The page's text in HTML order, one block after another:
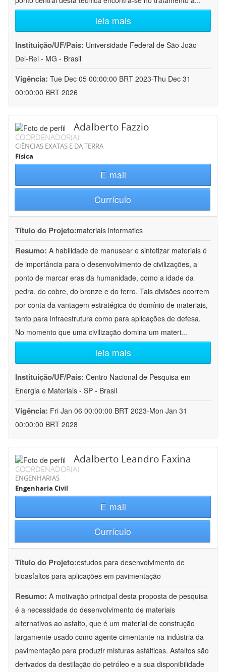
leia mais
Instituição/UF/País: Universidade Federal de São João
Del-Rei - MG - Brasil
Vigência: Tue Dec 05 00:00:00 BRT 2023-Thu Dec 31
00:00:00 BRT 2026
Adalberto Fazzio
COORDENADOR(A)
CIÊNCIAS EXATAS E DA TERRA
Física
E-mail
Currículo
Título do Projeto:materials informatics
Resumo: A habilidade de manusear e sintetizar materiais é
de importância para o desenvolvimento de civilizações, a
ponto de marcar eras da humanidade, como a idade da
pedra, do cobre, do bronze e do ferro. Tais divisões ocorrem
por conta da vantagem estratégica do domínio de materiais,
tanto para infraestrutura como para aplicações de defesa.
No momento que uma civilização domina um materi...
leia mais
Instituição/UF/País: Centro Nacional de Pesquisa em
Energia e Materiais - SP - Brasil
Vigência: Fri Jan 06 00:00:00 BRT 2023-Mon Jan 31
00:00:00 BRT 2028
Adalberto Leandro Faxina
COORDENADOR(A)
ENGENHARIAS
Engenharia Civil
E-mail
Currículo
Título do Projeto:estudos para desenvolvimento de
bioasfaltos para aplicações em pavimentação
Resumo: A motivação principal desta proposta de pesquisa
é a necessidade do desenvolvimento de materiais
alternativos ao asfalto, que é um material de construção
largamente usado como agente cimentante na indústria da
pavimentação para produzir misturas asfálticas. Asfaltos são
derivados da destilação do petróleo e a sua disponibilidade